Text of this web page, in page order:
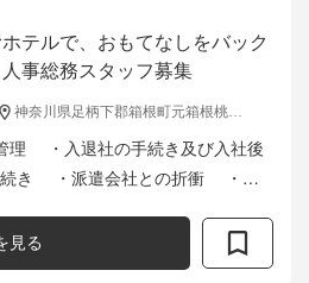
テルで、おもてなしをバック
事総務スタッフ募集
神奈川県足柄下郡箱根町元箱根桃源台160
・入退社の手続き及び入社後
き ・派遣会社との折衝 ・外
見る